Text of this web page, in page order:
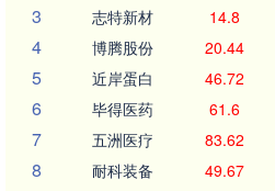
3 志特新材 14.8
4 博腾股份 20.44
5 近岸蛋白 46.72
6 毕得医药 61.6
7 五洲医疗 83.62
8 耐科装备 49.67